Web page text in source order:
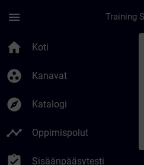
menu
home Koti
group_work Kanavat
explore Katalogi
timeline Oppimispolut
assignment_turned_in Sisäänpääsytesti